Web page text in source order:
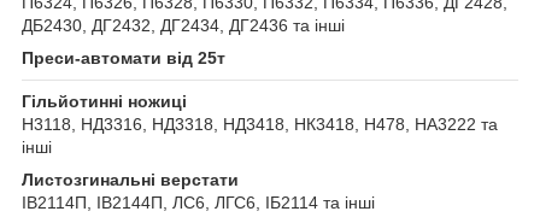
ДБ2430, ДГ2432, ДГ2434, ДГ2436 та інші
Преси-автомати від 25т
Гільйотинні ножиці
Н3118, НД3316, НД3318, НД3418, НК3418, Н478, НА3222 та
інші
Листозгинальні верстати
ІВ2114П, ІВ2144П, ЛС6, ЛГС6, ІБ2114 та інші